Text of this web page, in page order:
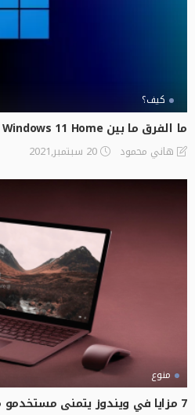
كيف؟
ما الفرق ما بين Windows 11 Home و Windows 11 Pro
هاني محمود 20 سبتمبر,2021
منوع
7 مزايا في ويندوز يتمنى مستخدمو ماك الحصول عليها!